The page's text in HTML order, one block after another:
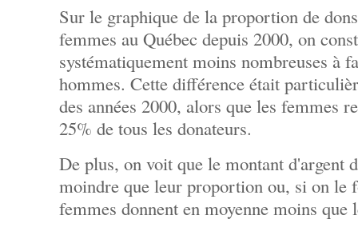
Sur le graphique de la proportion de
femmes au Québec depuis 2000, on
systématiquement moins nombreuses à
hommes. Cette différence était
des années 2000, alors que les femmes
25% de tous les donateurs.
De plus, on voit que le montant d'argent
moindre que leur proportion ou, si on le
femmes donnent en moyenne moins que